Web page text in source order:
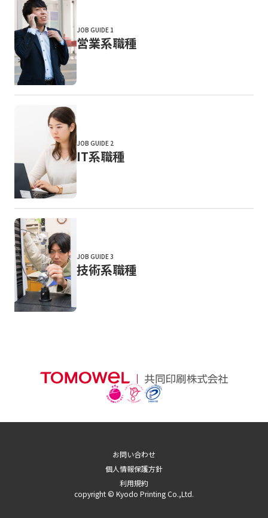
JOB GUIDE 1
営業系職種
JOB GUIDE 2
IT系職種
JOB GUIDE 3
技術系職種
お問い合わせ
個人情報保護方針
利用規約
copyright © Kyodo Printing Co.,Ltd.